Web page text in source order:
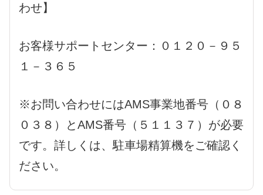
わせ】
お客様サポートセンター：０１２０－９５
１－３６５
※お問い合わせにはAMS事業地番号（０８
０３８）とAMS番号（５１１３７）が必要
です。詳しくは、駐車場精算機をご確認く
ださい。